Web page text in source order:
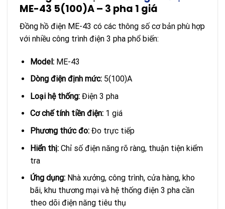
ME-43 5(100)A – 3 pha 1 giá
Đồng hồ điện ME-43 có các thông số cơ bản phù hợp
với nhiều công trình điện 3 pha phổ biến:
Model:ME-43
Dòng điện định mức:5(100)A
Loại hệ thống:Điện 3 pha
Cơ chế tính tiền điện:1 giá
Phương thức đo:Đo trực tiếp
Hiển thị:Chỉ số điện năng rõ ràng, thuận tiện kiểm
tra
Ứng dụng:Nhà xưởng, công trình, cửa hàng, kho
bãi, khu thương mại và hệ thống điện 3 pha cần
theo dõi điện năng tiêu thụ